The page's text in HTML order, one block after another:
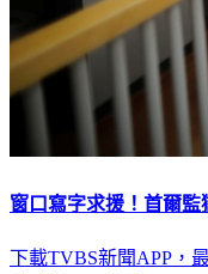
窗口寫字求援！首爾
下載TVBS新聞APP，